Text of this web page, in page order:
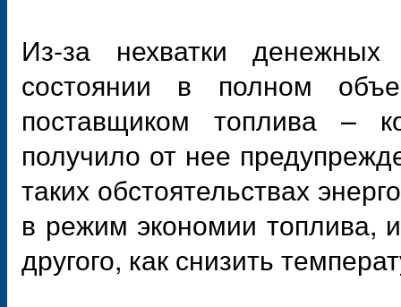
Из-за нехватки
состоянии в полном
поставщиком топлива –
получило от нее
таких обстоятельствах
в режим экономии топлива,
другого, как снизить